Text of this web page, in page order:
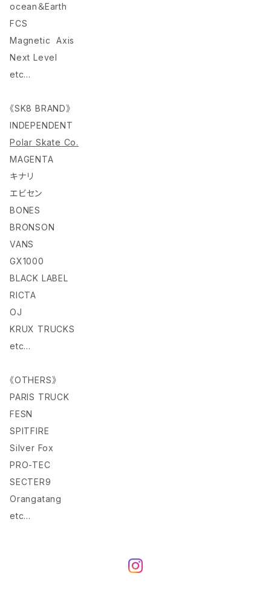
ocean＆Earth
FCS
Magnetic Axis
Next Level
etc…
《SK8 BRAND》
INDEPENDENT
Polar Skate Co.
MAGENTA
キナリ
エビセン
BONES
BRONSON
VANS
GX1000
BLACK LABEL
RICTA
OJ
KRUX TRUCKS
etc…
《OTHERS》
PARIS TRUCK
FESN
SPITFIRE
Silver Fox
PRO-TEC
SECTER9
Orangatang
etc…